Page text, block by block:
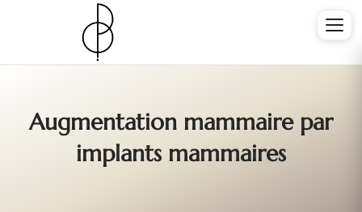
Augmentation mammaire par
implants mammaires